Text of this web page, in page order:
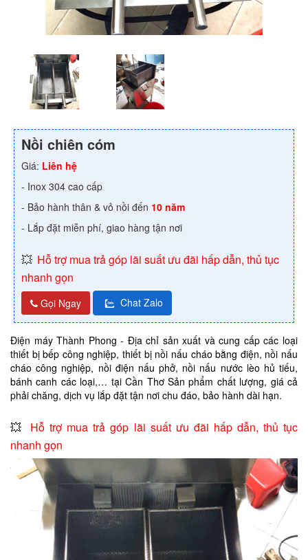
Nồi chiên cóm
Giá: Liên hệ
- Inox 304 cao cấp
- Bảo hành thân & vỏ nồi đến 10 năm
- Lắp đặt miễn phí, giao hàng tận nơi
💥 Hỗ trợ mua trả góp lãi suất ưu đãi hấp dẫn, thủ tục
nhanh gọn
Gọi Ngay Chat Zalo
Điện máy Thành Phong - Địa chỉ sản xuất và cung cấp các loại
thiết bị bếp công nghiệp, thiết bị nồi nấu cháo bằng điện, nồi nấu
cháo công nghiệp, nồi điện nấu phở, nồi nấu nước lèo hủ tiếu,
bánh canh các loại,… tại Cần Thơ Sản phẩm chất lượng, giá cả
phải chăng, dịch vụ lắp đặt tận nơi chu đáo, bảo hành dài hạn.
💥
Hỗ trợ mua trả góp lãi suất ưu đãi hấp dẫn, thủ tục
nhanh gọn